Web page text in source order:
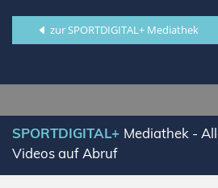
zur SPORTDIGITAL+ Mediathek
SPORTDIGITAL+ Mediathek -
Videos auf Abruf